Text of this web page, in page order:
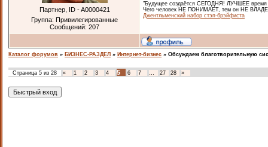
Партнер, ID - A0000421
Группа: Привилегированные
Сообщений: 207
"Будущее создаётся СЕГОДНЯ! ЛУЧШЕЕ время
Чего человек НЕ ПОНИМАЕТ, тем он НЕ
Джентльменский набор стэп-брэйфиста
Каталог форумов » БИЗНЕС-РАЗДЕЛ » Интернет-бизнес » Обсуждаем благотворительную
Страница 5 из 28 « 1 2 3 4 5 6 7 … 27 28 »